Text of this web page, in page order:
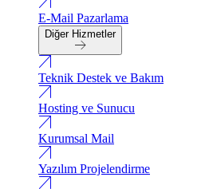
E-Mail Pazarlama
Diğer Hizmetler
Teknik Destek ve Bakım
Hosting ve Sunucu
Kurumsal Mail
Yazılım Projelendirme